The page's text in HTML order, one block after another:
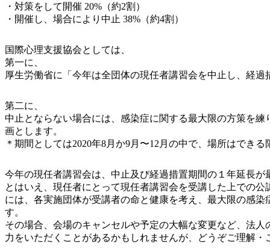
・対策をして開催 20%（約2割）
・開催し、場合により中止 38%（約4割）
国際心理支援協会としては、
第一に、
厚生労働省に「今年は全団体の現任者講習会を中止し、経
第二に、
中止とならない場合には、感染症に関する最大限の方策を
画とします。
＊期間としては2020年8月か9月〜12月の中で、場所はでき
今年の現任者講習会は、中止及び経過措置期間の１年延長が
とはいえ、現任者にとって現任者講習会を受講した上での
には、各実施団体が受講者の命と健康を考え、最大限の感
す。
その場合、会場のキャンセルや予定の大幅な変更など、法
力をいただくことがあるかもしれませんが、どうぞご理解